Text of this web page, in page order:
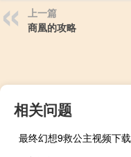
上一篇
商凰的攻略
相关问题
最终幻想9救公主视频下载